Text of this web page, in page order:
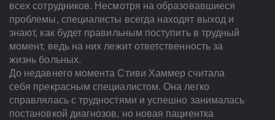
всех сотрудников. Несмотря на образовавшиеся
проблемы, специалисты всегда находят выход и
знают, как будет правильным поступить в трудный
момент, ведь на них лежит ответственность за
жизнь больных.
До недавнего момента Стиви Хаммер считала
себя прекрасным специалистом. Она легко
справлялась с трудностями и успешно занималась
постановкой диагнозов, но новая пациентка